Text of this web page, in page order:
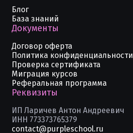
Блог
База знаний
Документы
Договор оферта
Политика конфиденциальности
Проверка сертификата
Миграция курсов
Реферальная программа
Реквизиты
ИП Ларичев Антон Андреевич
ИНН 773373765379
contact@purpleschool.ru